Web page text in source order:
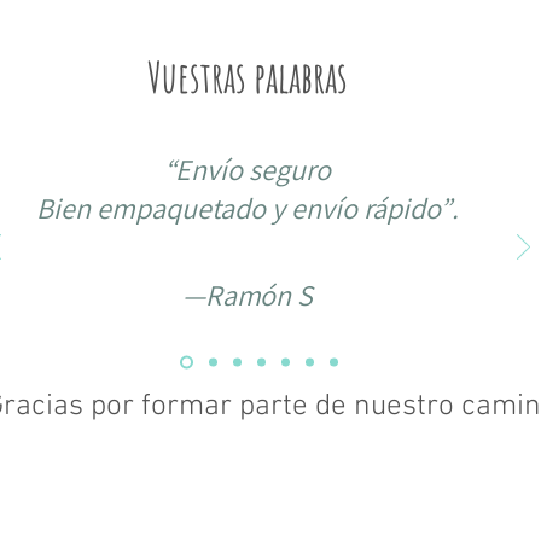
Vuestras palabras
“Envío seguro
Bien empaquetado y envío rápido”.
—Ramón S
por formar parte de nuestro